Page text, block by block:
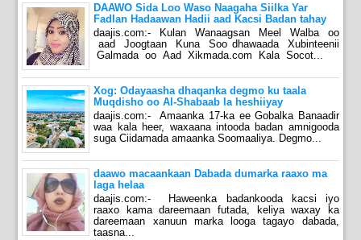
DAAWO Sida Loo Waso Naagaha Siilka Yar
Fadlan Hadaawan Hadii aad Kacsi Badan tahay
daajis.com:- Kulan Wanaagsan Meel Walba oo
aad Joogtaan Kuna Soo dhawaada Xubinteenii
Galmada oo Aad Xikmada.com Kala Socot...
Xog: Odayaasha dhaqanka degmo ku taala
Muqdisho oo Al-Shabaab la heshiiyay
daajis.com:- Amaanka 17-ka ee Gobalka Banaadir
waa kala heer, waxaana intooda badan amnigooda
suga Ciidamada amaanka Soomaaliya. Degmo...
daawo macaankaan Dabada dumarka raaxo ma
laga helaa
daajis.com:- Haweenka badankooda kacsi iyo
raaxo kama dareemaan futada, keliya waxay ka
dareemaan xanuun marka looga tagayo dabada,
taasna...